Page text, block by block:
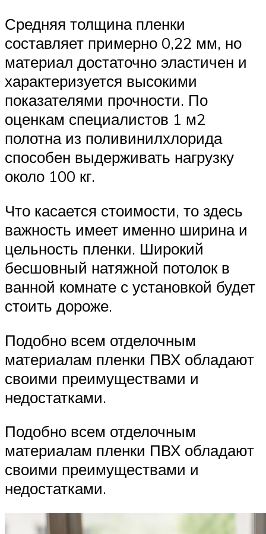
Средняя толщина пленки
составляет примерно 0,22 мм, но
материал достаточно эластичен и
характеризуется высокими
показателями прочности. По
оценкам специалистов 1 м2
полотна из поливинилхлорида
способен выдерживать нагрузку
около 100 кг.
Что касается стоимости, то здесь
важность имеет именно ширина и
цельность пленки. Широкий
бесшовный натяжной потолок в
ванной комнате с установкой будет
стоить дороже.
Подобно всем отделочным
материалам пленки ПВХ обладают
своими преимуществами и
недостатками.
Подобно всем отделочным
материалам пленки ПВХ обладают
своими преимуществами и
недостатками.